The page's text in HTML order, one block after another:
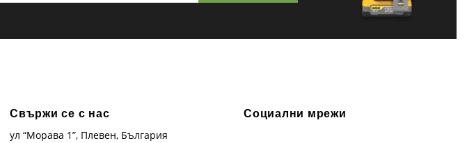
Свържи се с нас
ул “Морава 1”, Плевен, България
Социални мрежи